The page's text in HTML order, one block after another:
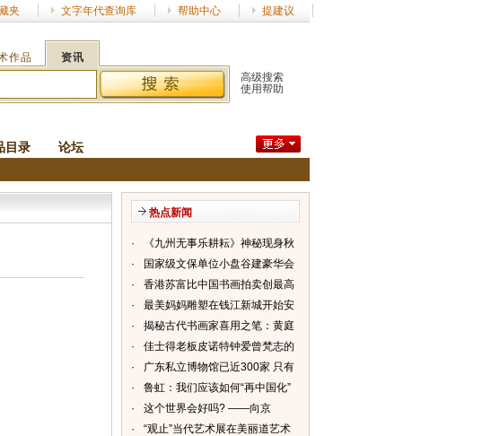
提建议
帮助中心
文字年代查询库
夹
作品
资讯
高级搜索
使用帮助
目录 论坛
热点新闻
·
《九州无事乐耕耘》神秘现身秋
拍（图）
·
国家级文保单位小盘谷建豪华会
所“天价”遭质疑（图）
·
香港苏富比中国书画拍卖创最高
纪录（图）
·
最美妈妈雕塑在钱江新城开始安
装（图）
·
揭秘古代书画家喜用之笔：黄庭
坚擅用鸡毛笔（图）
·
佳士得老板皮诺特钟爱曾梵志的
作品（图）
·
广东私立博物馆已近300家 只有
3家登记（图）
·
鲁虹：我们应该如何“再中国化”
·
这个世界会好吗? ——向京
2008-2011今日美术馆个展
·
“观止”当代艺术展在美丽道艺术